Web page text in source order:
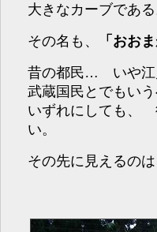
大きなカーブである
その名も、
「おお
昔の都民… いや江
武蔵国民とでもいう
いずれにしても、
い。
その先に見えるの